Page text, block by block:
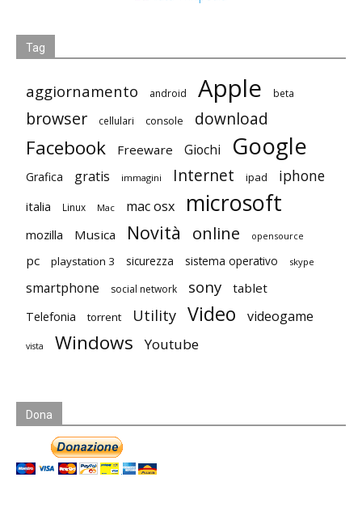
Tag
aggiornamento android Apple beta
browser cellulari console download
Facebook Freeware Giochi Google
Grafica gratis immagini Internet ipad iphone
italia Linux Mac mac osx microsoft
mozilla Musica Novità online opensource
pc playstation 3 sicurezza sistema operativo skype
smartphone social network sony tablet
Telefonia torrent Utility Video videogame
vista Windows Youtube
Dona